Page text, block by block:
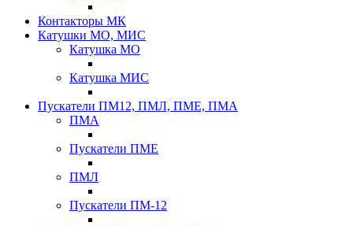
Контакторы МК
Катушки МО, МИС
Катушка МО
Катушка МИС
Пускатели ПМ12, ПМЛ, ПМЕ, ПМА
ПМА
Пускатели ПМЕ
ПМЛ
Пускатели ПМ-12